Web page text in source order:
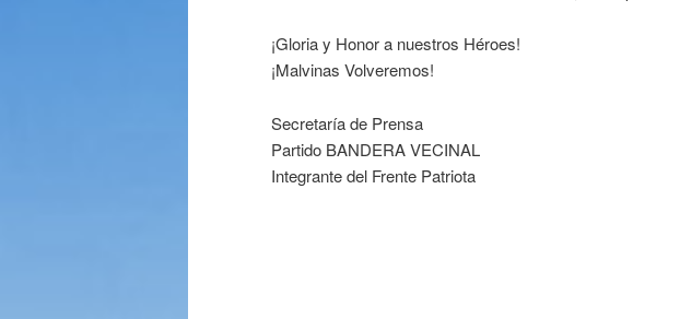
¡Gloria y Honor a nuestros Héroes!
¡Malvinas Volveremos!
Secretaría de Prensa
Partido BANDERA VECINAL
Integrante del Frente Patriota